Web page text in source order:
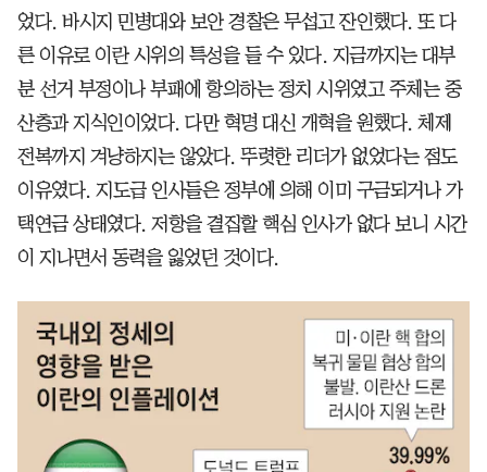
었다. 바시지 민병대와 보안 경찰은 무섭고 잔인했다. 또 다
른 이유로 이란 시위의 특성을 들 수 있다. 지금까지는 대부
분 선거 부정이나 부패에 항의하는 정치 시위였고 주체는 중
산층과 지식인이었다. 다만 혁명 대신 개혁을 원했다. 체제
전복까지 겨냥하지는 않았다. 뚜렷한 리더가 없었다는 점도
이유였다. 지도급 인사들은 정부에 의해 이미 구금되거나 가
택연금 상태였다. 저항을 결집할 핵심 인사가 없다 보니 시간
이 지나면서 동력을 잃었던 것이다.